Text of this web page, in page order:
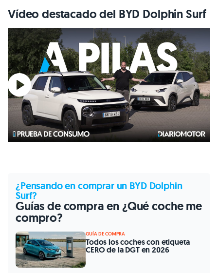
Vídeo destacado del BYD Dolphin Surf
¿Pensando en comprar un BYD Dolphin
Surf?
Guías de compra en ¿Qué coche me
compro?
GUÍA DE COMPRA
Todos los coches con etiqueta
CERO de la DGT en 2026